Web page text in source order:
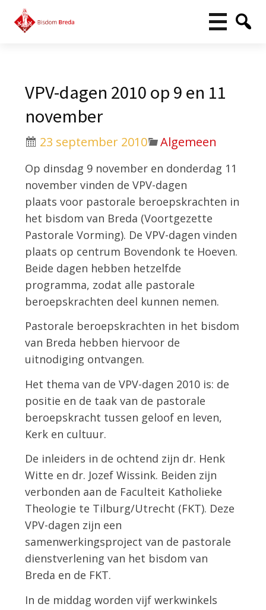
VPV-dagen 2010 op 9 en 11
november
23 september 2010 Algemeen
Op dinsdag 9 november en donderdag 11
november vinden de VPV-dagen
plaats voor pastorale beroepskrachten in
het bisdom van Breda (Voortgezette
Pastorale Vorming). De VPV-dagen vinden
plaats op centrum Bovendonk te Hoeven.
Beide dagen hebben hetzelfde
programma, zodat alle pastorale
beroepskrachten deel kunnen nemen.
Pastorale beroepskrachten in het bisdom
van Breda hebben hiervoor de
uitnodiging ontvangen.
Het thema van de VPV-dagen 2010 is: de
positie en de taak van de pastorale
beroepskracht tussen geloof en leven,
Kerk en cultuur.
De inleiders in de ochtend zijn dr. Henk
Witte en dr. Jozef Wissink. Beiden zijn
verbonden aan de Faculteit Katholieke
Theologie te Tilburg/Utrecht (FKT). Deze
VPV-dagen zijn een
samenwerkingsproject van de pastorale
dienstverlening van het bisdom van
Breda en de FKT.
In de middag worden vijf werkwinkels